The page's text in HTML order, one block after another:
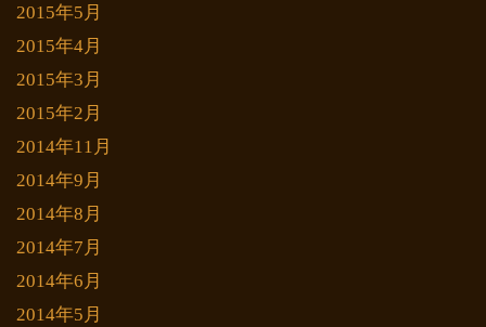
2015年5月
2015年4月
2015年3月
2015年2月
2014年11月
2014年9月
2014年8月
2014年7月
2014年6月
2014年5月